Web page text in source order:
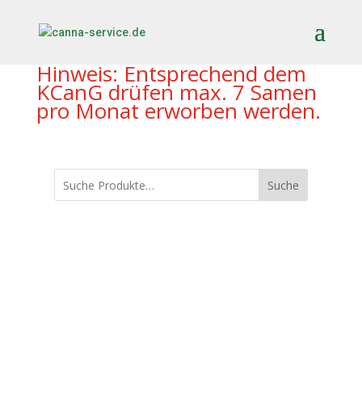
Hinweis: Entsprechend dem
KCanG drüfen max. 7 Samen
pro Monat erworben werden.
Suche